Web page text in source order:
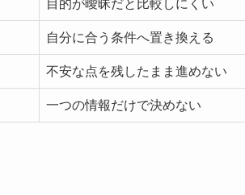
目的が曖昧だと比較しにくい
自分に合う条件へ置き換える
不安な点を残したまま進めない
一つの情報だけで決めない